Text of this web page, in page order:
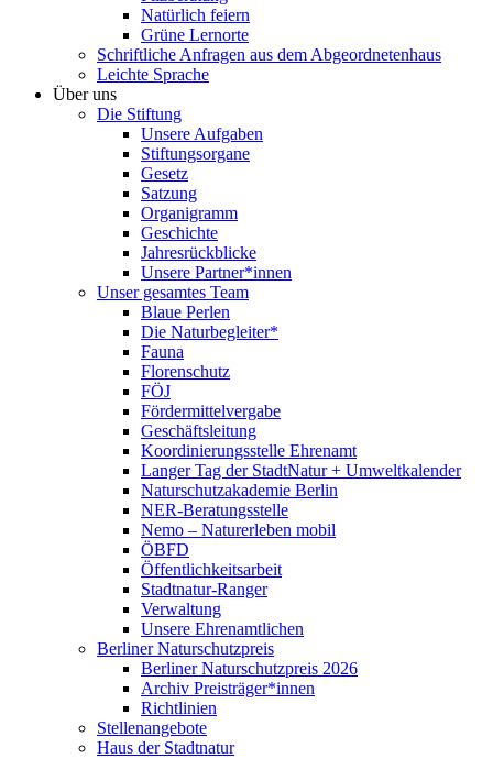
Natürlich feiern
Grüne Lernorte
Schriftliche Anfragen aus dem Abgeordnetenhaus
Leichte Sprache
Über uns
Die Stiftung
Unsere Aufgaben
Stiftungsorgane
Gesetz
Satzung
Organigramm
Geschichte
Jahresrückblicke
Unsere Partner*innen
Unser gesamtes Team
Blaue Perlen
Die Naturbegleiter*
Fauna
Florenschutz
FÖJ
Fördermittelvergabe
Geschäftsleitung
Koordinierungsstelle Ehrenamt
Langer Tag der StadtNatur + Umweltkalender
Naturschutzakademie Berlin
NER-Beratungsstelle
Nemo – Naturerleben mobil
ÖBFD
Öffentlichkeitsarbeit
Stadtnatur-Ranger
Verwaltung
Unsere Ehrenamtlichen
Berliner Naturschutzpreis
Berliner Naturschutzpreis 2026
Archiv Preisträger*innen
Richtlinien
Stellenangebote
Haus der Stadtnatur